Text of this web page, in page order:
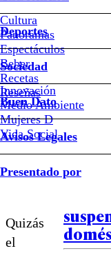
Cultura
Panoramas
Espectáculos
Beber
Recetas
Reseñas
Deportes
Sociedad
Innovación
Medio Ambiente
Mujeres D
Vida Social
Buen Dato
Avisos Legales
Presentado por
me
puso
en
otro
lado
Quizás
el
05 de
Se